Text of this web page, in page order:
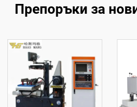
Препоръки за